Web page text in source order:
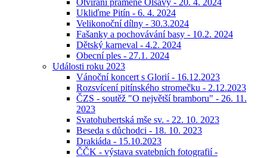
Otvírání pramene Olšavy - 20. 4. 2024
Ukliďme Pitín - 6. 4. 2024
Velikonoční dílny - 30.3.2024
Fašanky a pochovávání basy - 10.2. 2024
Dětský karneval - 4.2. 2024
Obecní ples - 27.1. 2024
Události roku 2023
Vánoční koncert s Glorií - 16.12.2023
Rozsvícení pitínského stromečku - 2.12.2023
ČZS - soutěž "O největší bramboru" - 26. 11.
2023
Svatohubertská mše sv. - 22. 10. 2023
Beseda s důchodci - 18. 10. 2023
Drakiáda - 15.10.2023
ČČK - výstava svatebních fotografií -